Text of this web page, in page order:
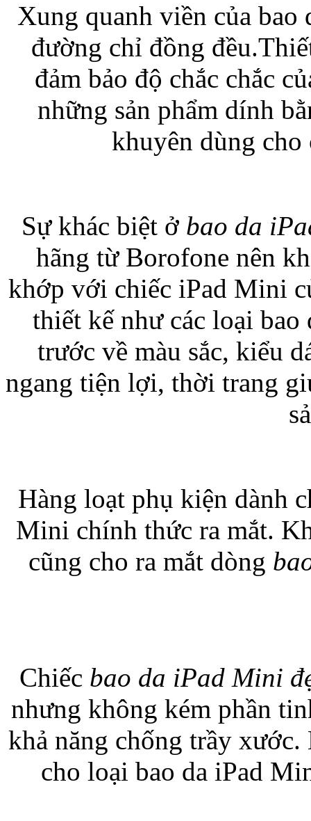
Ốp lưng iPhone
Bao da iPhone 5
Túi đựng iPad
Túi đựng iPad
Bao da Samsung
Bao da Samsung
Xung quanh viền của bao
đường chỉ đồng
đảm bảo độ chắc chắc
những sản phẩm dính
khuyên dùng cho
Sự khác biệt ở bao da
hãng từ Borofone nên
khớp với chiếc iPad Mini
thiết kế như các loại bao
trước về màu sắc, kiểu
ngang tiện lợi, thời trang
Hàng loạt phụ kiện dành
Mini chính thức ra mắt.
cũng cho ra mắt dòng
Chiếc bao da iPad Mini
nhưng không kém phần
khả năng chống trầy
cho loại bao da iPad